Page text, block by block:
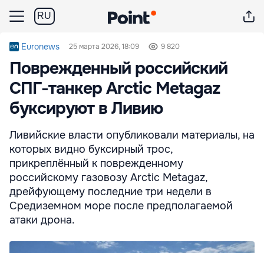
RU
Euronews 25 марта 2026, 18:09 9 820
Поврежденный российский
СПГ-танкер Arctic Metagaz
буксируют в Ливию
Ливийские власти опубликовали материалы, на
которых видно буксирный трос,
прикреплённый к поврежденному
российскому газовозу Arctic Metagaz,
дрейфующему последние три недели в
Средиземном море после предполагаемой
атаки дрона.